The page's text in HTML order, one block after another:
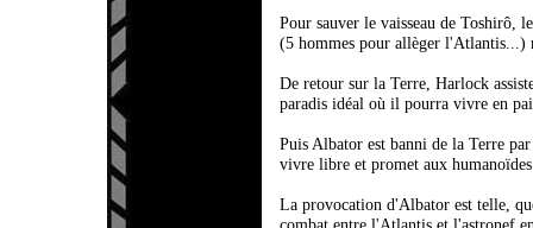
Pour sauver le vaisseau de Toshirô,
(5 hommes pour allèger l'Atlantis...)
De retour sur la Terre, Harlock
paradis idéal où il pourra vivre en
Puis Albator est banni de la Terre
vivre libre et promet aux
La provocation d'Albator est telle,